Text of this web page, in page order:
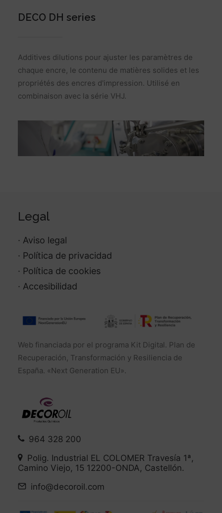
DECO DH series
Additives dilutions pour ajuster les paramètres de
chaque encre, le contenu de matières solides et les
propriétés des encres d'impression. Utilisé en
combinaison avec la série VHJ.
Web financiada por el programa Kit Digital. Plan de
Recuperación, Transformación y Resiliencia de
España. «Next Generation EU».
Legal
· Aviso legal
· Política de privacidad
· Política de cookies
· Accesibilidad
964 328 200
Polig. Industrial EL COLOMER Travesía 1ª,
Camino Viejo, 15 12200-ONDA, Castellón.
info@decoroil.com